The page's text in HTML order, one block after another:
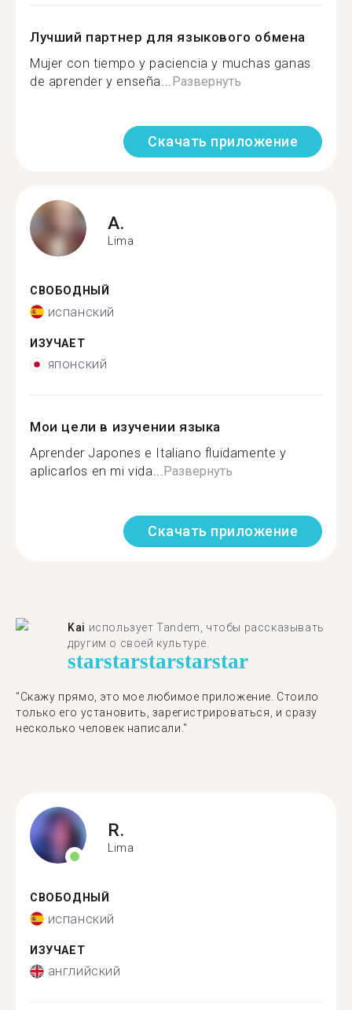
Лучший партнер для языкового обмена
Mujer con tiempo y paciencia y muchas ganas
de aprender y enseña...Развернуть
Скачать приложение
A.
Lima
СВОБОДНЫЙ
испанский
ИЗУЧАЕТ
японский
Мои цели в изучении языка
Aprender Japones e Italiano fluidamente y
aplicarlos en mi vida...Развернуть
Скачать приложение
Kai использует Tandem, чтобы рассказывать
другим о своей культуре.
starstarstarstarstar
"Скажу прямо, это мое любимое приложение. Стоило
только его установить, зарегистрироваться, и сразу
несколько человек написали."
R.
Lima
СВОБОДНЫЙ
испанский
ИЗУЧАЕТ
английский